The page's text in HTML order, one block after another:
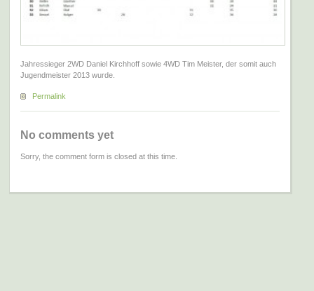
Jahressieger 2WD Daniel Kirchhoff sowie 4WD Tim Meister, der somit auch
Jugendmeister 2013 wurde.
Permalink
No comments yet
Sorry, the comment form is closed at this time.